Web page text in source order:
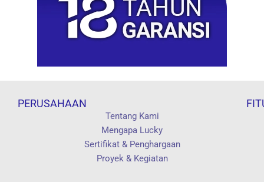
PERUSAHAAN
Tentang Kami
Mengapa Lucky
Sertifikat & Penghargaan
Proyek & Kegiatan